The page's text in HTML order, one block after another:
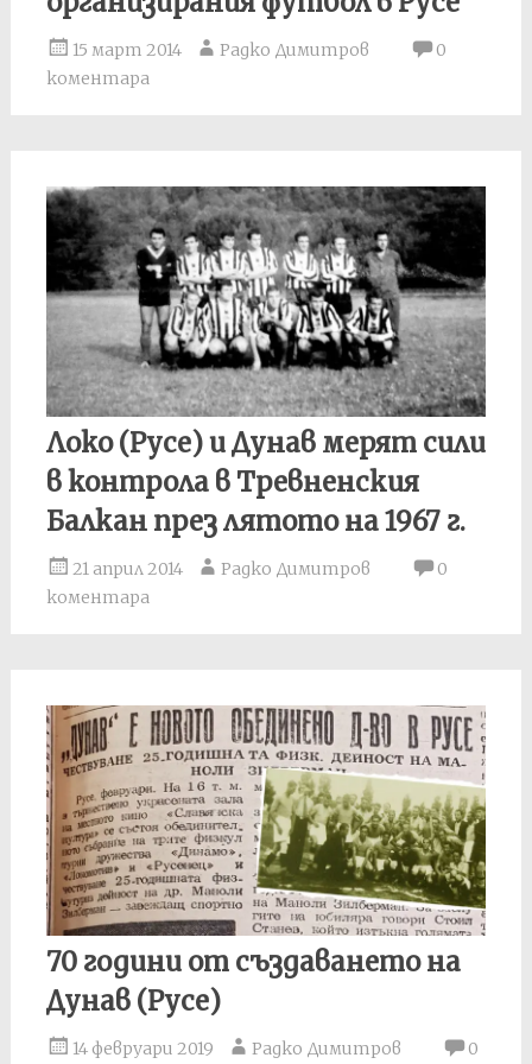
15 март 2014 Радко Димитров
0
коментара
Локо (Русе) и Дунав мерят сили
в контрола в Тревненския
Балкан през лятото на 1967 г.
21 април 2014 Радко Димитров
0
коментара
70 години от създаването на
Дунав (Русе)
14 февруари 2019 Радко Димитров
0